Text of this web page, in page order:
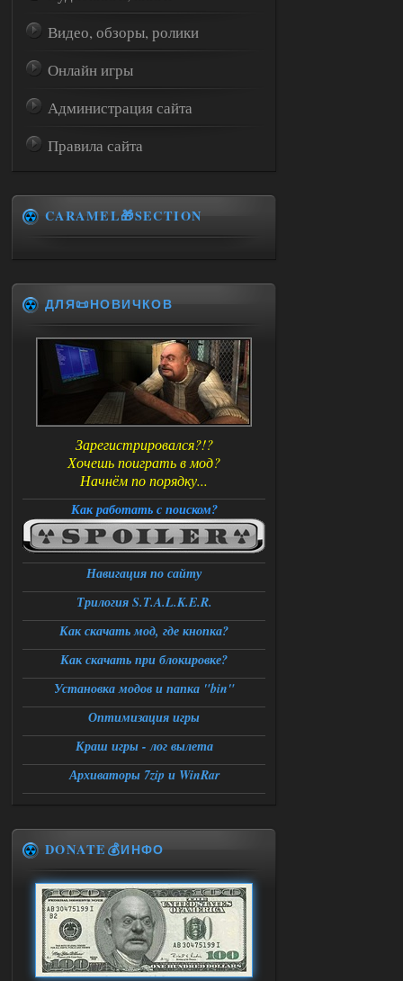
Видео, обзоры, ролики
Онлайн игры
Администрация сайта
Правила сайта
CARAMEL🎁SECTION
ДЛЯ📜НОВИЧКОВ
Зарегистрировался?!?
Хочешь поиграть в мод?
Начнём по порядку...
Как работать с поиском?
Навигация по сайту
Трилогия S.T.A.L.K.E.R.
Как скачать мод, где кнопка?
Как скачать при блокировке?
Установка модов и папка "bin"
Оптимизация игры
Краш игры - лог вылета
Архиваторы 7zip и WinRar
DONATE💰ИНФО